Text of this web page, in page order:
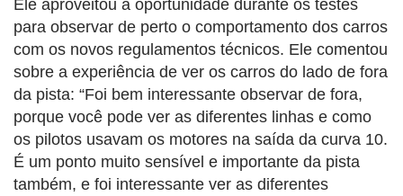
Ele aproveitou a oportunidade durante os testes
para observar de perto o comportamento dos carros
com os novos regulamentos técnicos. Ele comentou
sobre a experiência de ver os carros do lado de fora
da pista: “Foi bem interessante observar de fora,
porque você pode ver as diferentes linhas e como
os pilotos usavam os motores na saída da curva 10.
É um ponto muito sensível e importante da pista
também, e foi interessante ver as diferentes